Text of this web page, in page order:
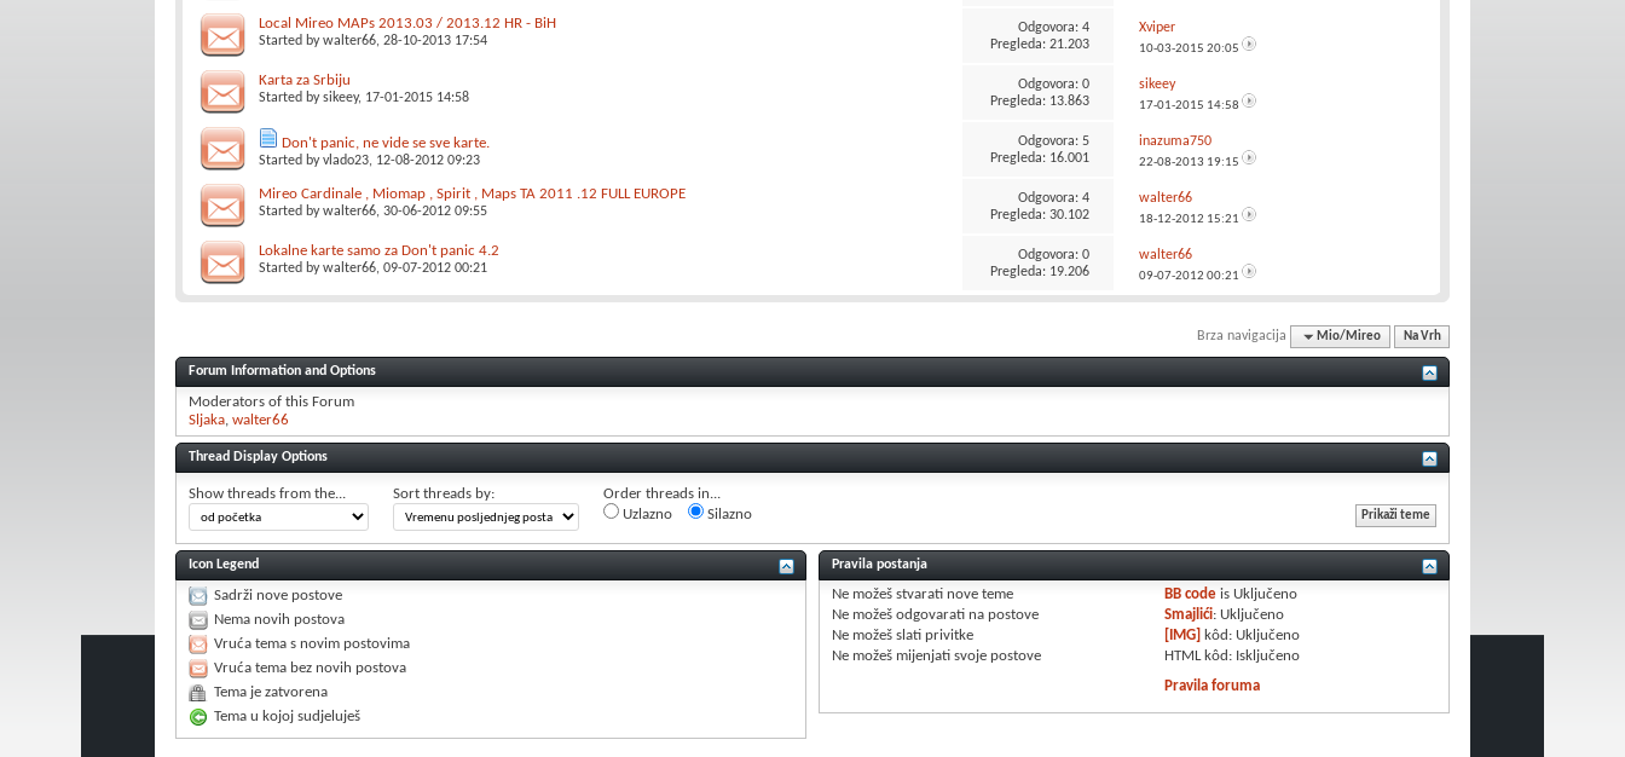
Local Mireo MAPs 2013.03 / 2013.12 HR - BiH
Started bywalter66, 28-10-2013 17:54
Odgovora: 4
Pregleda: 21.203
Xviper
10-03-2015 20:05
Karta za Srbiju
Started bysikeey, 17-01-2015 14:58
Odgovora: 0
Pregleda: 13.863
sikeey
17-01-2015 14:58
Don't panic, ne vide se sve karte.
Started byvlado23, 12-08-2012 09:23
Odgovora: 5
Pregleda: 16.001
inazuma750
22-08-2013 19:15
Mireo Cardinale , Miomap , Spirit , Maps TA 2011 .12 FULL EUROPE
Started bywalter66, 30-06-2012 09:55
Odgovora: 4
Pregleda: 30.102
walter66
18-12-2012 15:21
Lokalne karte samo za Don't panic 4.2
Started bywalter66, 09-07-2012 00:21
Odgovora: 0
Pregleda: 19.206
walter66
09-07-2012 00:21
Brza navigacija Mio/Mireo Na Vrh
Forum Information and Options
Moderators of this Forum
Sljaka walter66
Thread Display Options
Show threads from the... Sort threads by:
Order threads in...
Uzlazno
Silazno
Icon Legend
Sadrži nove postove
Nema novih postova
Vruća tema s novim postovima
Vruća tema bez novih postova
Tema je zatvorena
Tema u kojoj sudjeluješ
Pravila postanja
Ne možeš stvarati nove teme
Ne možešodgovarati na postove
Ne možeš slati privitke
Ne možeš mijenjati svoje postove
BB code isUključeno
Smajlići: Uključeno
[IMG] kôd: Uključeno
HTML kôd: Isključeno
Pravila foruma